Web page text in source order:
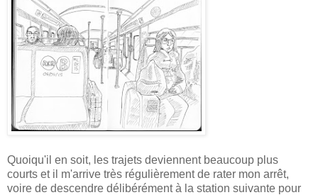
Quoiqu'il en soit, les trajets deviennent beaucoup plus
courts et il m'arrive très régulièrement de rater mon arrêt,
voire de descendre délibérément à la station suivante pour